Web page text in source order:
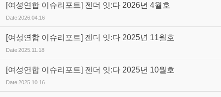
[여성연합 이슈리포트] 젠더 잇:다 2026년 4월호
Date2026.04.16
[여성연합 이슈리포트] 젠더 잇:다 2025년 11월호
Date2025.11.18
[여성연합 이슈리포트] 젠더 잇:다 2025년 10월호
Date2025.10.16